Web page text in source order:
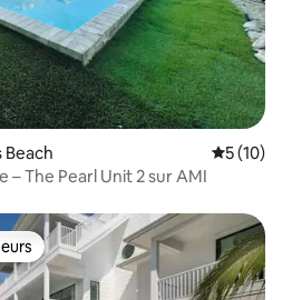
5 (10)
– The Pearl Unit 2 sur AMI
les plus appréciés